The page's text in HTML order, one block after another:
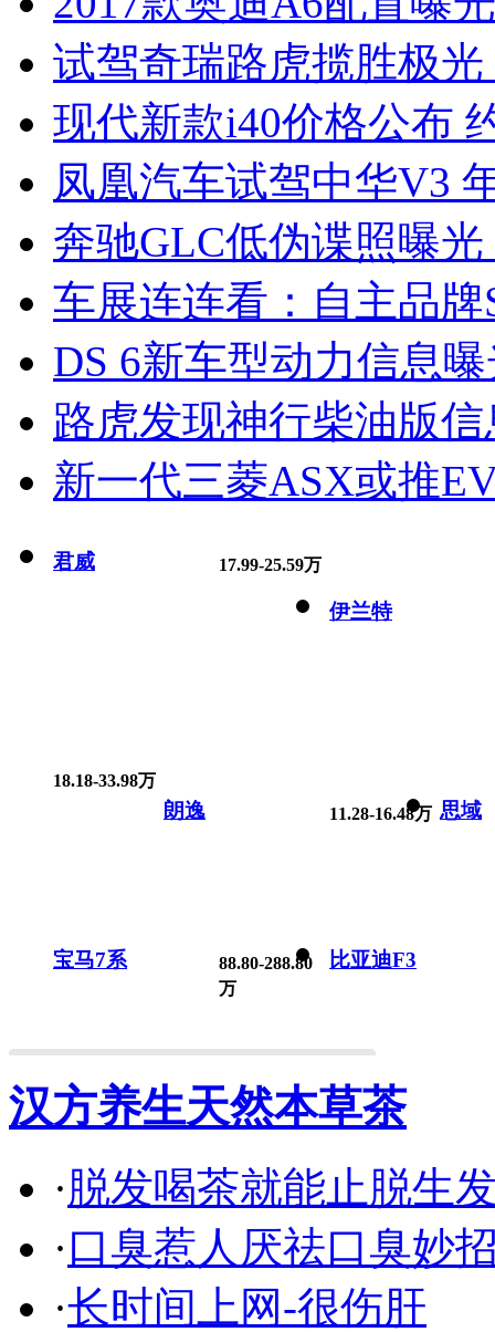
试驾奇瑞路虎揽胜极
现代新款i40价格公布
凤凰汽车试驾中华V3
奔驰GLC低伪谍照曝
车展连连看：自主品牌
DS 6新车型动力信息
路虎发现神行柴油版
新一代三菱ASX或推
君威 17.99-25.59万
伊兰特
18.18-33.98万
朗逸 11.28-16.48万 思域
宝马7系
88.80-288.80
万
比亚迪F3
汉方养生天然本草茶
·脱发喝茶就能止脱生
·口臭惹人厌祛口臭妙
·长时间上网-很伤肝